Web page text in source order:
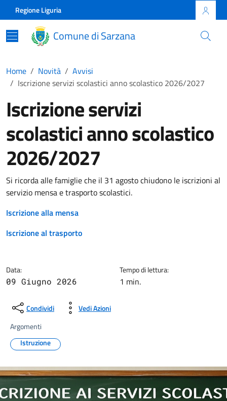
Skip to main content
Comune di Sarzana
Regione Liguria
Comune di Sarzana
Home Novità
Avvisi
Iscrizione servizi scolastici anno scolastico 2026/2027
Iscrizione servizi
scolastici anno scolastico
2026/2027
Si ricorda alle famiglie che il 31 agosto chiudono le iscrizioni al
servizio mensa e trasporto scolastici.
Iscrizione alla mensa
Iscrizione al trasporto
Data:
09 Giugno 2026
Tempo di lettura:
1 min.
Condividi
Vedi Azioni
Argomenti
Istruzione